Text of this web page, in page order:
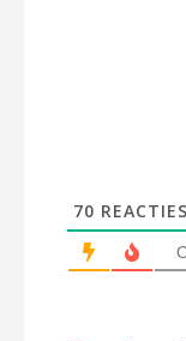
70 REACTIES